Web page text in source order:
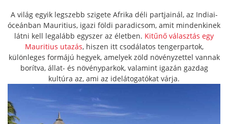
A világ egyik legszebb szigete Afrika déli partjainál, az Indiai-
óceánban Mauritius, igazi földi paradicsom, amit mindenkinek
látni kell legalább egyszer az életben. Kitűnő választás egy
Mauritius utazás, hiszen itt csodálatos tengerpartok,
különleges formájú hegyek, amelyek zöld növényzettel vannak
borítva, állat- és növényparkok, valamint igazán gazdag
kultúra az, ami az idelátogatókat várja.